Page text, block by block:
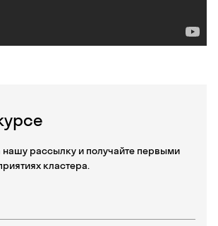
нашу рассылку и получайте первыми
кластера.